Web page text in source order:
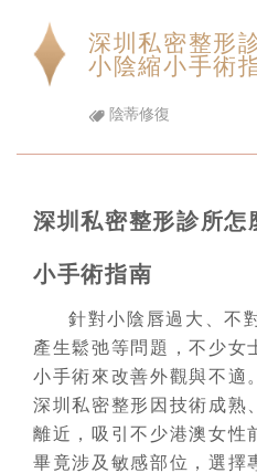
深圳私密整形
小陰縮小手術
陰蒂修復
深圳私密整形診所怎
小手術指南
針對小陰唇過大、不
產生鬆弛等問題，不少女
小手術來改善外觀與不適
深圳私密整形因技術成熟
離近，吸引不少港澳女性
畢竟涉及敏感部位，選擇